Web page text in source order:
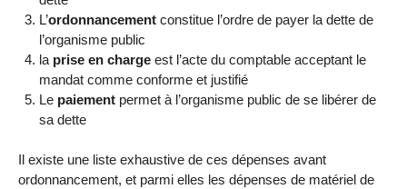
L’ordonnancementconstitue l’ordre de payer la dette de
l’organisme public
la prise en chargeest l’acte du comptable acceptant le
mandat comme conforme et justifié
Le paiementpermet à l’organisme public de se libérer de
sa dette
Il existe une liste exhaustive de ces dépenses avant
ordonnancement, et parmi elles les dépenses de matériel de